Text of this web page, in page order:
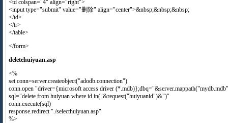
<td colspan="4" align="right">
<input type="submit" value="删除" align="center">&nbsp;&nbsp;&nbsp;
</td>
</tr>
</table>
</form>
deletehuiyuan.asp
<%
set conn=server.createobject("adodb.connection")
conn.open "driver={microsoft access driver
sql="delete from huiyuan where id in("&request("huiyuanid")&")"
conn.execute(sql)
response.redirect "./selecthuiyuan.asp"
%>